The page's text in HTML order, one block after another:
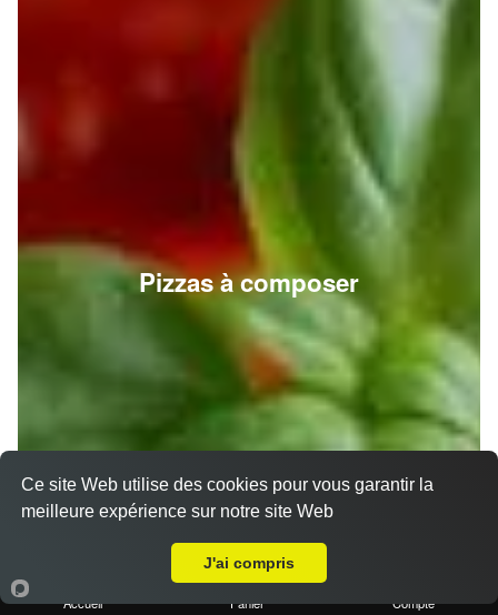
Pizzas à composer
Accueil Panier Compte
Ce site Web utilise des cookies pour vous garantir la
meilleure expérience sur notre site Web
J'ai compris